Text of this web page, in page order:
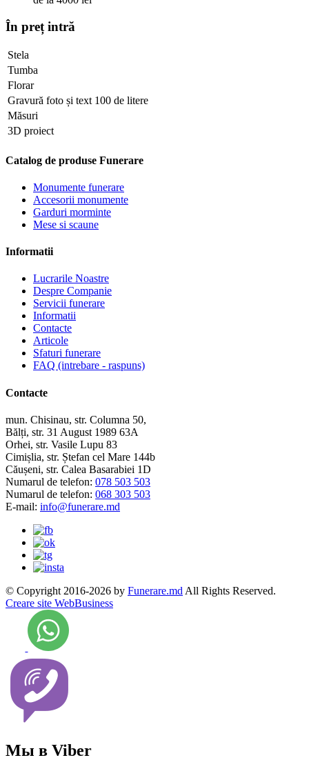
În preț intră
Stela
Tumba
Florar
Gravură foto și text 100 de litere
Măsuri
3D proiect
Catalog de produse Funerare
Monumente funerare
Accesorii monumente
Garduri morminte
Mese si scaune
Informatii
Lucrarile Noastre
Despre Companie
Servicii funerare
Informatii
Contacte
Articole
Sfaturi funerare
FAQ (intrebare - raspuns)
Contacte
mun. Chisinau, str. Columna 50,
Bălți, str. 31 August 1989 63A
Orhei, str. Vasile Lupu 83
Cimișlia, str. Ștefan cel Mare 144b
Căușeni, str. Calea Basarabiei 1D
Numarul de telefon: 078 503 503
Numarul de telefon: 068 303 503
E-mail: info@funerare.md
© Copyright 2016-2026 by Funerare.md All Rights Reserved.
Creare site WebBusiness
Мы в Viber